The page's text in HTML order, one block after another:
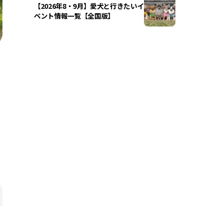
【2026年8・9月】愛犬と行きたいイ
ベント情報一覧【全国版】